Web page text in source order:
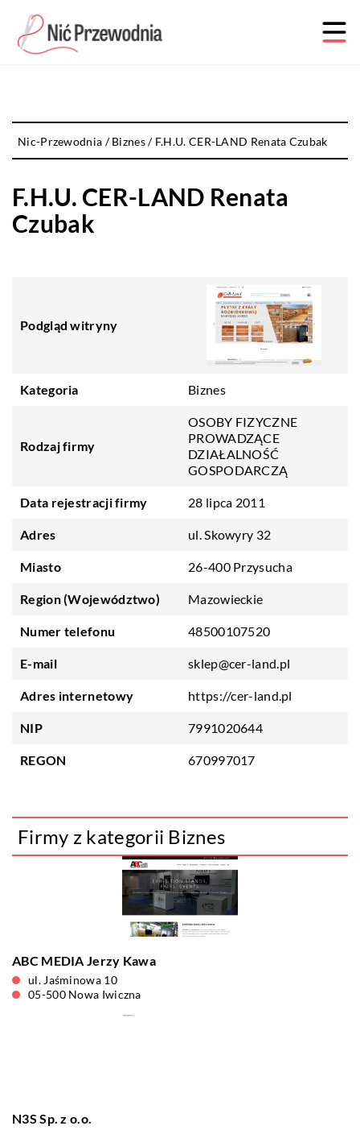
Nic-Przewodnia /Biznes/ F.H.U. CER-LAND Renata Czubak
F.H.U. CER-LAND Renata
Czubak
Podgląd witryny
Kategoria Biznes
Rodzaj firmy
OSOBY FIZYCZNE
PROWADZĄCE
DZIAŁALNOŚĆ
GOSPODARCZĄ
Data rejestracji firmy 28 lipca 2011
Adres ul. Skowyry 32
Miasto 26-400 Przysucha
Region (Województwo) Mazowieckie
Numer telefonu 48500107520
E-mail sklep@cer-land.pl
Adres internetowy https://cer-land.pl
NIP 7991020644
REGON 670997017
Firmy z kategorii Biznes
ABC MEDIA Jerzy Kawa
ul. Jaśminowa 10
05-500 Nowa Iwiczna
N3S Sp. z o.o.